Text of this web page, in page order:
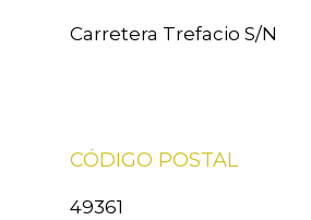
Carretera Trefacio S/N
CÓDIGO POSTAL
49361